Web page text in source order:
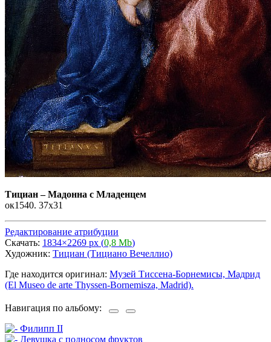
Тициан–Мадонна с Младенцем
ок1540. 37x31
Редактирование атрибуции
Скачать: 1834×2269 px (0,8 Mb)
Художник: Тициан (Тициано Вечеллио)
Где находится оригинал: Музей Тиссена-Борнемисы, Мадрид
(El Museo de arte Thyssen-Bornemisza, Madrid).
Навигация по альбому: